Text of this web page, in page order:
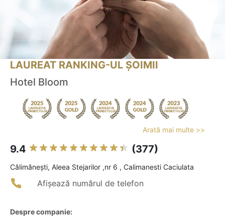
LAUREAT RANKING-UL ȘOIMII
Hotel Bloom
Arată mai multe >>
9.4 (377)
Călimăneşti, Aleea Stejarilor ,nr 6 , Calimanesti Caciulata
Afișează numărul de telefon
Despre companie: